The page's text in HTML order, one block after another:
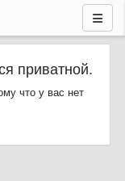
приватной.
что у вас нет